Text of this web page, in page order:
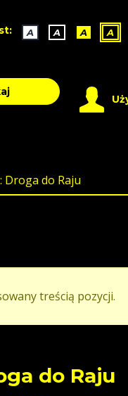
A A A A
Droga do Raju
treścią pozycji.
do Raju